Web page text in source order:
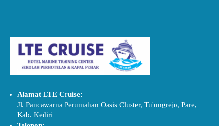
Alamat LTE Cruise:
Jl. Pancawarna Perumahan Oasis Cluster, Tulungrejo, Pare,
Kab. Kediri